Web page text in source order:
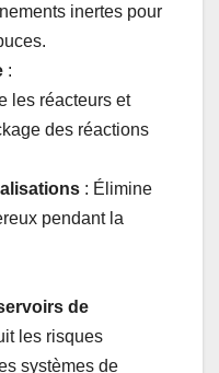
inertes pour
:
les réacteurs et
des réactions
: Élimine
pendant la
de
les risques
systèmes de